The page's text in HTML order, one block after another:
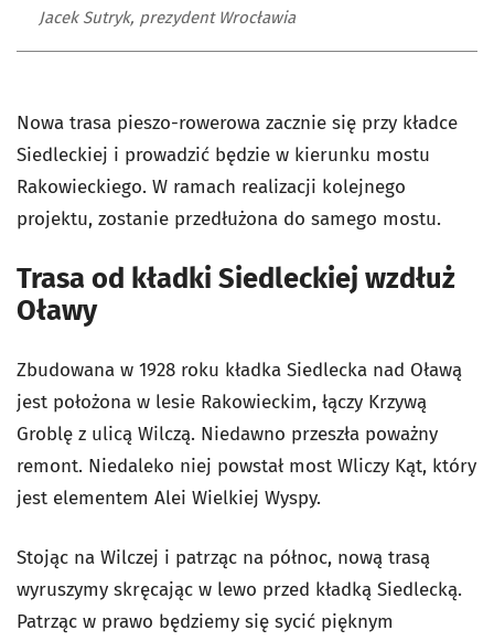
Jacek Sutryk, prezydent Wrocławia
Nowa trasa pieszo-rowerowa zacznie się przy kładce
Siedleckiej i prowadzić będzie w kierunku mostu
Rakowieckiego. W ramach realizacji kolejnego
projektu, zostanie przedłużona do samego mostu.
Trasa od kładki Siedleckiej wzdłuż
Oławy
Zbudowana w 1928 roku kładka Siedlecka nad Oławą
jest położona w lesie Rakowieckim, łączy Krzywą
Groblę z ulicą Wilczą. Niedawno przeszła poważny
remont. Niedaleko niej powstał most Wliczy Kąt, który
jest elementem Alei Wielkiej Wyspy.
Stojąc na Wilczej i patrząc na północ, nową trasą
wyruszymy skręcając w lewo przed kładką Siedlecką.
Patrząc w prawo będziemy się sycić pięknym